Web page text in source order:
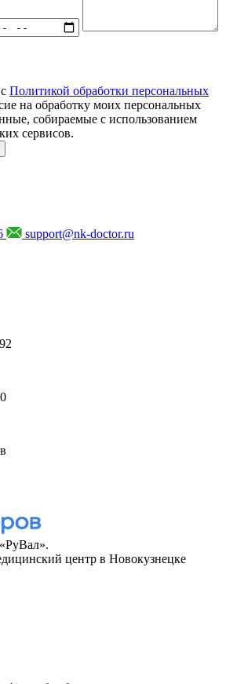
Политикой обработки персональных
на обработку моих персональных
собираемые с использованием
сервисов.
support@nk-doctor.ru
центр в Новокузнецке